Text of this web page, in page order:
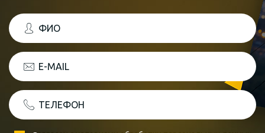
ФИО
E-MAIL
ТЕЛЕФОН